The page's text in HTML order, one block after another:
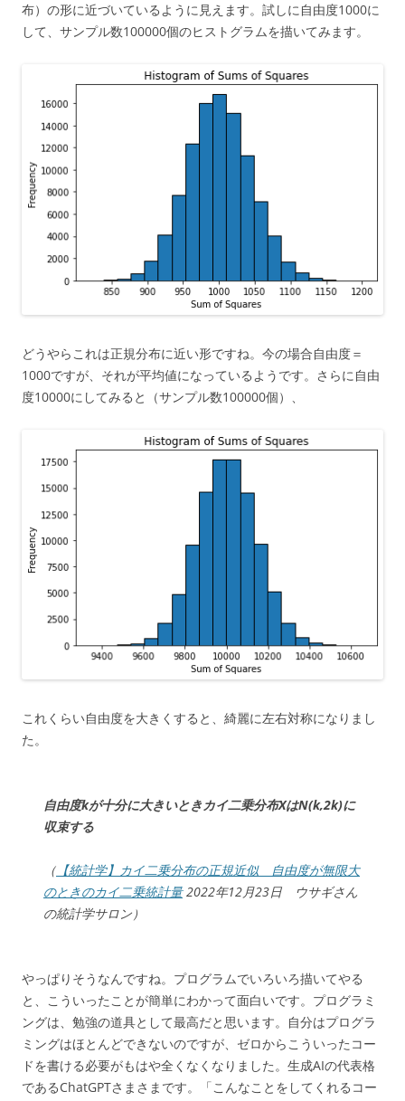
布）の形に近づいているように見えます。試しに自由度1000に
して、サンプル数100000個のヒストグラムを描いてみます。
どうやらこれは正規分布に近い形ですね。今の場合自由度＝
1000ですが、それが平均値になっているようです。さらに自由
度10000にしてみると（サンプル数100000個）、
これくらい自由度を大きくすると、綺麗に左右対称になりまし
た。
自由度kが十分に大きいときカイ二乗分布XはN(k,2k)に
収束する
（ 【統計学】カイ二乗分布の正規近似 自由度が無限大
のときのカイ二乗統計量2022年12月23日 ウサギさん
の統計学サロン）
やっぱりそうなんですね。プログラムでいろいろ描いてやる
と、こういったことが簡単にわかって面白いです。プログラミ
ングは、勉強の道具として最高だと思います。自分はプログラ
ミングはほとんどできないのですが、ゼロからこういったコー
ドを書ける必要がもはや全くなくなりました。生成AIの代表格
であるChatGPTさまさまです。「こんなことをしてくれるコー